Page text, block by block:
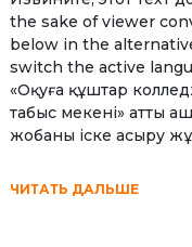
the sake of viewer
below in the
switch the active
«Оқуға құштар
табыс мекені» атты
жобаны іске асыру
ЧИТАТЬ ДАЛЬШЕ